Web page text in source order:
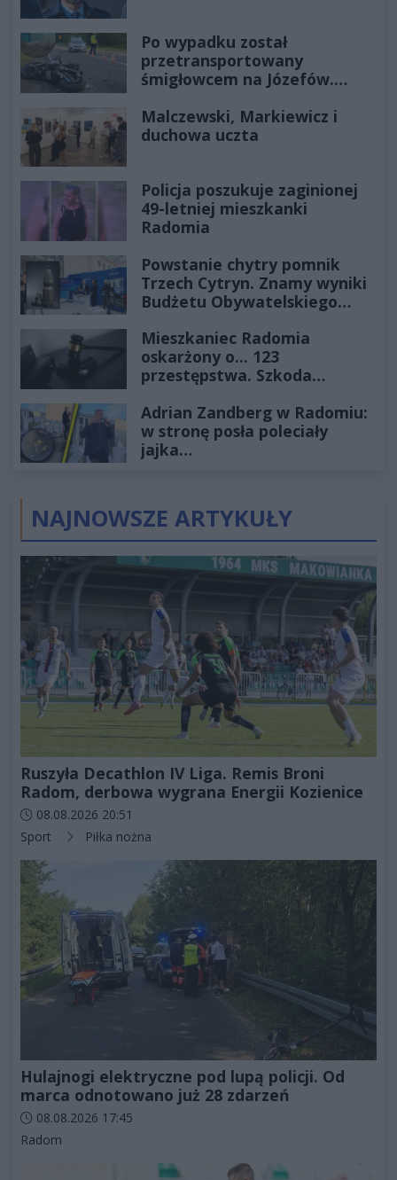
Po wypadku został
przetransportowany
śmigłowcem na Józefów.
Malczewski, Markiewicz i
duchowa uczta
Policja poszukuje zaginionej
49-letniej mieszkanki
Radomia
Powstanie chytry pomnik
Trzech Cytryn. Znamy wyniki
Budżetu Obywatelskiego
Mieszkaniec Radomia
oskarżony o... 123
przestępstwa. Szkoda
złotych
Adrian Zandberg w Radomiu:
w stronę posła poleciały
jajka…
NAJNOWSZE ARTYKUŁY
Ruszyła Decathlon IV Liga. Remis Broni
Radom, derbowa wygrana Energii Kozienice
Data dodania artykułu:
08.08.2026 20:51
Kategorie artykułu:
Sport Piłka nożna
Hulajnogi elektryczne pod lupą policji. Od
marca odnotowano już 28 zdarzeń
Data dodania artykułu:
08.08.2026 17:45
Kategorie artykułu:
Radom